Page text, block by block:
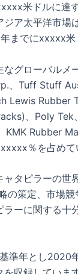
米ドルに達
ジア太平洋市
でにxxxxx米
なグローバル
、Tuff Stuff
Lewis Rubber
、Poly
Rubber
％を占めて
タピラーの
の策定、市場
ーに関する
準年とし2020